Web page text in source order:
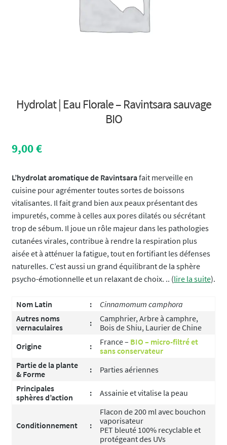
Hydrolat | Eau Florale – Ravintsara sauvage
BIO
9,00€
L’hydrolat aromatique de Ravintsarafait merveille en
cuisine pour agrémenter toutes sortes de boissons
vitalisantes. Il fait grand bien aux peaux présentant des
impuretés, comme à celles aux pores dilatés ou sécrétant
trop de sébum. Il joue un rôle majeur dans les pathologies
cutanées virales, contribue à rendre la respiration plus
aisée et à atténuer la fatigue, tout en fortifiant les défenses
naturelles. C’est aussi un grand équilibrant de la sphère
psycho-émotionnelle et un relaxant de choix. .. (lire la suite).
Nom Latin :
Cinnamomum camphora
Autres noms
vernaculaires
:
Camphrier, Arbre à camphre,
Bois de Shiu, Laurier de Chine
Origine
: France – BIO – micro-filtré et
sans conservateur
Partie de la plante
& Forme
:
Parties aériennes
Principales
sphères d’action
: Assainie et vitalise la peau
Conditionnement :
Flacon de 200 ml avec bouchon
vaporisateur
PET bleuté 100% recyclable et
protégeant des UVs